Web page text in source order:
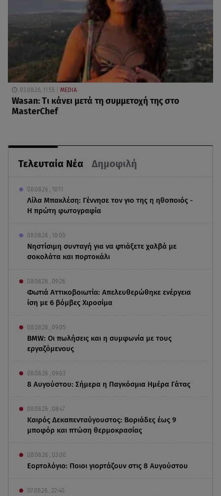
Τελευταία Νέα Δημοφιλή
08.08.26 , 10:11
Λίλα Μπακλέση: Γέννησε τον γιο της η ηθοποιός -
Η πρώτη φωτογραφία
08.08.26 , 10:00
Νηστίσιμη συνταγή για να φτιάξετε χαλβά με
σοκολάτα και πορτοκάλι
08.08.26 , 09:26
Φωτιά Αττικοβοιωτία: Απελευθερώθηκε ενέργεια
ίση με 6 βόμβες Χιροσίμα
08.08.26 , 09:05
BMW: Οι πωλήσεις και η συμφωνία με τους
εργαζόμενους
08.08.26 , 09:03
8 Αυγούστου: Σήμερα η Παγκόσμια Ημέρα Γάτας
08.08.26 , 08:47
Καιρός Δεκαπενταύγουστος: Βοριάδες έως 9
μποφόρ και πτώση θερμοκρασίας
08.08.26 , 03:00
Εορτολόγιο: Ποιοι γιορτάζουν στις 8 Αυγούστου
07.08.26 , 22:40
03.08.26, 11:55 MEDIA
Wasan: Tι κάνει μετά τη συμμετοχή της στο
MasterChef